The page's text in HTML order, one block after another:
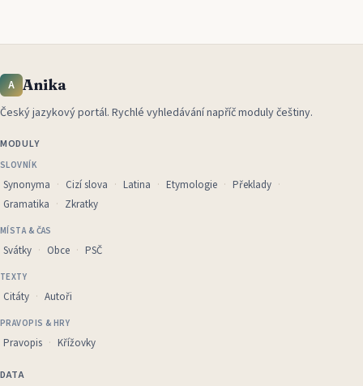
A Anika
Český jazykový portál. Rychlé vyhledávání napříč moduly češtiny.
MODULY
SLOVNÍK
Synonyma Cizí slova Latina Etymologie
Překlady
Gramatika
Zkratky
MÍSTA & ČAS
Svátky Obce PSČ
TEXTY
Citáty Autoři
PRAVOPIS & HRY
Pravopis Křížovky
DATA